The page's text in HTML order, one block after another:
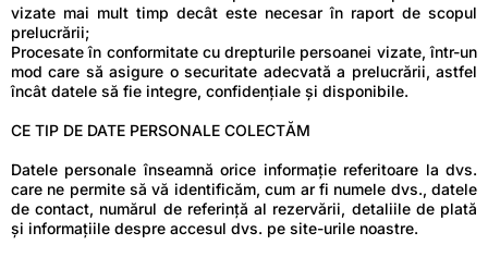
vizate mai mult timp decât este necesar în raport de scopul
prelucrării;
Procesate în conformitate cu drepturile persoanei vizate, într-un
mod care să asigure o securitate adecvată a prelucrării, astfel
încât datele să fie integre, confidențiale și disponibile.
CE TIP DE DATE PERSONALE COLECTĂM
Datele personale înseamnă orice informație referitoare la dvs.
care ne permite să vă identificăm, cum ar fi numele dvs., datele
de contact, numărul de referință al rezervării, detaliile de plată
și informațiile despre accesul dvs. pe site-urile noastre.